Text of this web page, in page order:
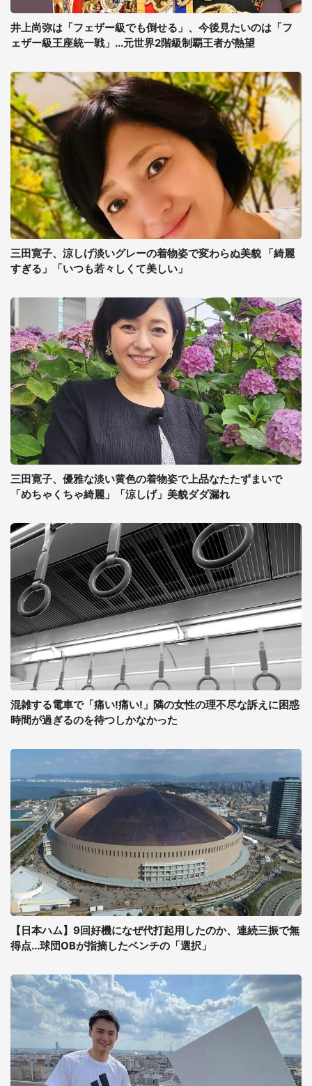
井上尚弥は「フェザー級でも倒せる」、今後見たいのは「フ
ェザー級王座統一戦」...元世界2階級制覇王者が熱望
三田寛子、涼しげ淡いグレーの着物姿で変わらぬ美貌 「綺麗
すぎる」「いつも若々しくて美しい」
三田寛子、優雅な淡い黄色の着物姿で上品なたたずまいで
「めちゃくちゃ綺麗」「涼しげ」美貌ダダ漏れ
混雑する電車で「痛い!痛い!」隣の女性の理不尽な訴えに困惑
時間が過ぎるのを待つしかなかった
【日本ハム】9回好機になぜ代打起用したのか、連続三振で無
得点...球団OBが指摘したベンチの「選択」